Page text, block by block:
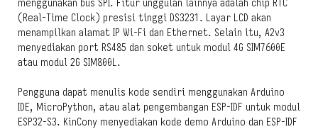
menggunakan bus SPI. Fitur unggulan lainnya adalah chip RTC
(Real-Time Clock) presisi tinggi DS3231. Layar LCD akan
menampilkan alamat IP Wi-Fi dan Ethernet. Selain itu, A2v3
menyediakan port RS485 dan soket untuk modul 4G SIM7600E
atau modul 2G SIM800L.
Pengguna dapat menulis kode sendiri menggunakan Arduino
IDE, MicroPython, atau alat pengembangan ESP-IDF untuk modul
ESP32-S3. KinCony menyediakan kode demo Arduino dan ESP-IDF